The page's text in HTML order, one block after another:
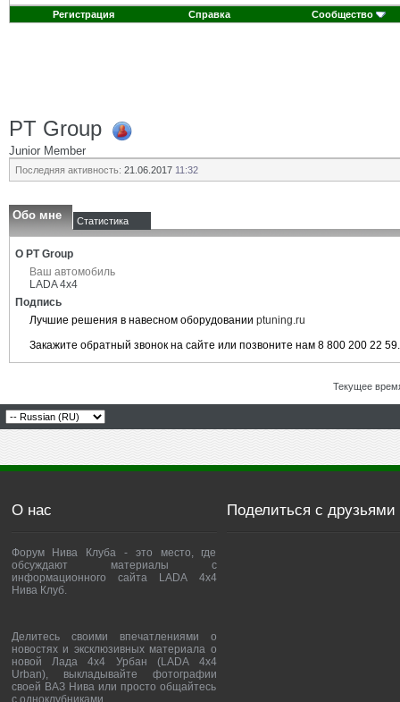
Регистрация Справка Сообщество
PT Group
Junior Member
Последняя активность: 21.06.2017 11:32
Обо мне Статистика
О PT Group
Ваш автомобиль
LADA 4x4
Подпись
Лучшие решения в навесном оборудовании ptuning.ru
Закажите обратный звонок на сайте или позвоните нам 8 800 200 22 59.
Текущее
О нас
Форум Нива Клуба - это место, где
обсуждают материалы с
информационного сайта LADA 4x4
Нива Клуб.
Делитесь своими впечатлениями о
новостях и эксклюзивных материала о
новой Лада 4х4 Урбан (LADA 4x4
Urban), выкладывайте фотографии
своей ВАЗ Нива или просто общайтесь
с одноклубниками.
Поделиться с друзьями